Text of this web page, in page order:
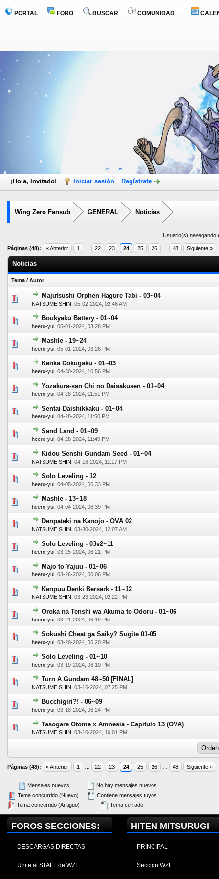
PORTAL FORO BUSCAR COMUNIDAD
¡Hola, Invitado! Iniciar sesión Regístrate
Wing Zero Fansub GENERAL Noticias
Usuario(s) navegando
Páginas (48): « Anterior 1 22 23 24 25 26 48 Siguiente »
Noticias
Tema / Autor
Majutsushi Orphen Hagure Tabi - 03~04
NATSUME SHIN 05-02-2024, 02:46 AM
0 voto(s) - Media 0 de 5
1 2345
Boukyaku Battery - 01~04
heero-yui 05-01-2024, 03:28 PM
0 voto(s) - Media 0 de 5
12345
Mashle - 19~24
heero-yui 05-01-2024, 03:26 PM
0 voto(s) - Media 0 de 5
Kenka Dokugaku - 01~03
heero-yui 04-30-2024, 10:56 PM
0 voto(s) - Media 0 de 5
12345
Yozakura-san Chi no Daisakusen - 01~04
heero-yui 04-28-2024, 11:51 PM
0 voto(s) - Media 0 de 5
12 345
Sentai Daishikkaku - 01~04
heero-yui 04-28-2024, 11:50 PM
0 voto(s) - Media 0 de 5
1 2 345
Sand Land - 01~09
heero-yui 04-28-2024, 11:49 PM
0 voto(s) - Media 0 de 5
1
Kidou Senshi Gundam Seed - 01~04
NATSUME SHIN 04-18-2024, 11:17 PM
0 voto(s) - Media 0 de 5
12345
Solo Leveling - 12
heero-yui 04-05-2024, 06:33 PM
1 voto(s) - Media 1 de 5
Mashle - 13~18
heero-yui 04-04-2024, 06:39 PM
0 voto(s) - Media 0 de 5
Denpateki na Kanojo - OVA 02
NATSUME SHIN 03-30-2024, 12:07 AM
0 voto(s) - Media 0 de 5
12 3 45
Solo Leveling - 03v2~11
heero-yui 03-25-2024, 06:21 PM
0 voto(s) - Media 0 de 5
12345
Majo to Yajuu - 01~06
heero-yui 03-26-2024, 06:06 PM
0 voto(s) - Media 0 de 5
123
Kenpuu Denki Berserk - 11~12
NATSUME SHIN 03-23-2024, 02:22 PM
0 voto(s) - Media 0 de 5
12 3 4 5
Oroka na Tenshi wa Akuma to Odoru - 01~06
heero-yui 03-21-2024, 06:19 PM
0 voto(s) - Media 0 de 5
12345
Sokushi Cheat ga Saiky? Sugite 01-05
heero-yui 03-20-2024, 06:20 PM
0 voto(s) - Media 0 de 5
1234 5
Solo Leveling - 01~10
heero-yui 03-19-2024, 06:10 PM
0 voto(s) - Media 0 de 5
123
Turn A Gundam 48~50 [FINAL]
NATSUME SHIN 03-16-2024, 07:25 PM
0 voto(s) - Media 0 de 5
123 45
Bucchigiri?! - 06~09
heero-yui 03-18-2024, 06:24 PM
0 voto(s) - Media 0 de 5
12
Tasogare Otome x Amnesia - Capitulo 13 (OVA)
NATSUME SHIN 03-10-2024, 10:01 PM
0 voto(s) - Media 0 de 5
12345
Páginas (48): « Anterior 1 22 23 24 25 26 48 Siguiente »
Mensajes nuevos
Tema concurrido (Nuevo)
Tema concurrido (Antiguo)
No hay mensajes nuevos
Contiene mensajes tuyos
Tema cerrado
FOROS SECCIONES:
DESCARGAS DIRECTAS
Unite al STAFF de WZF
HITEN MITSURUGI
PRINCIPAL
Seccion WZF